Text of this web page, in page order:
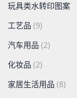
玩具类水转印图案
工艺品 (9)
汽车用品 (2)
化妆品 (2)
家居生活用品 (8)